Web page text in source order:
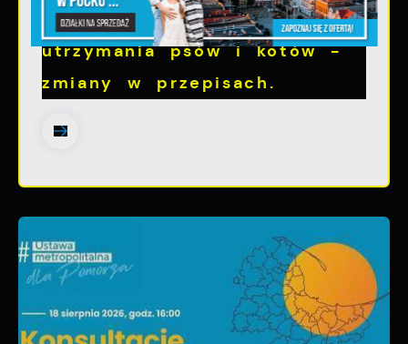
zwięrząt w zakresie
utrzymania psów i kotów -
zmiany w przepisach.